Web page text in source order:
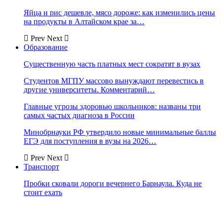
Яйца и рис дешевле, мясо дороже: как изменились цены
на продукты в Алтайском крае за…
Prev Next
Образование
Существенную часть платных мест сократят в вузах
Студентов МГПУ массово вынуждают перевестись в
другие университеты. Комментарий…
Главные угрозы здоровью школьников: названы три
самых частых диагноза в России
Минобрнауки РФ утвердило новые минимальные баллы
ЕГЭ для поступления в вузы на 2026…
Prev Next
Транспорт
Пробки сковали дороги вечернего Барнаула. Куда не
стоит ехать